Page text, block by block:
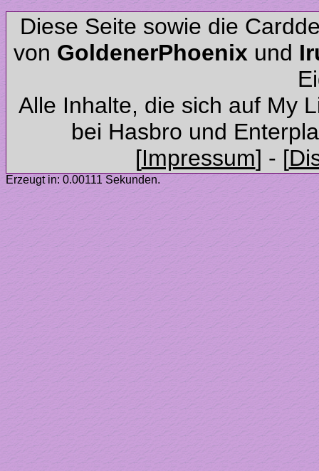
Diese Seite sowie die
von
und
Alle Inhalte, die sich auf My
Erzeugt in: 0.00111 Sekunden.